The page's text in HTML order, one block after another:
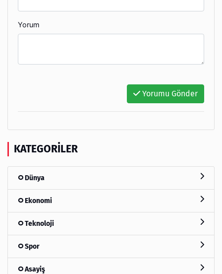
Yorum
Yorumu Gönder
KATEGORILER
Dünya
Ekonomi
Teknoloji
Spor
Asayiş